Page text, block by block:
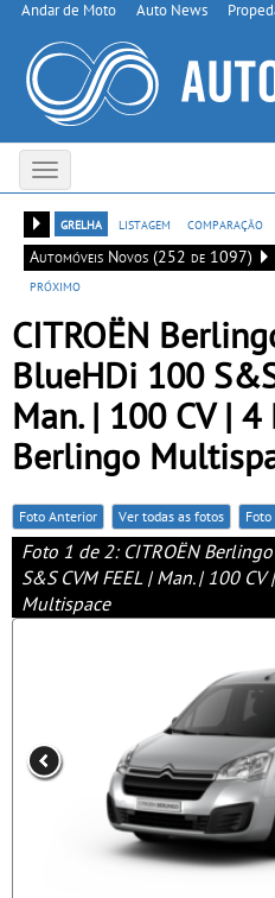
Andar de Moto Auto News
Toggle
navigation
grelha
listagem
comparação
Automóveis Novos (252 de 1097)
próximo
CITROËN
BlueHDi 100
Man. | 100 CV |
Berlingo
Foto Anterior Ver todas as fotos
Foto 1 de 2: CITROËN
S&S CVM FEEL | Man. | 100
Multispace